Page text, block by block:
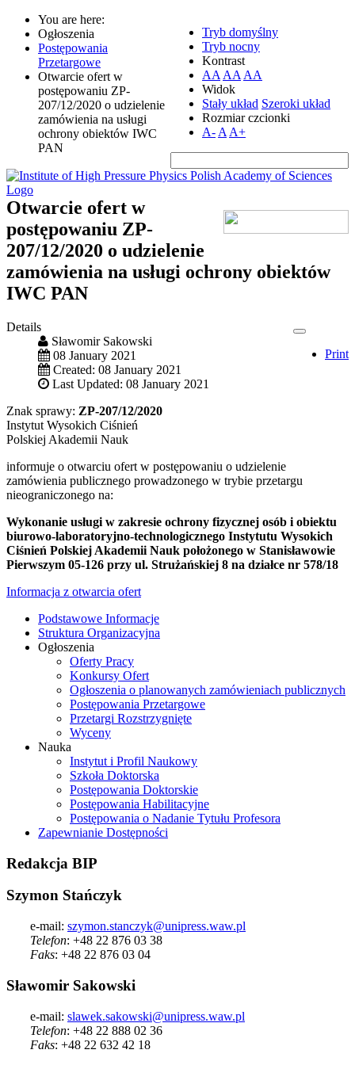
Tryb domyślny
Tryb nocny
Kontrast
AA AA AA
Widok
Stały układ Szeroki układ
Rozmiar czcionki
A- A A+
You are here:
Ogłoszenia
Postępowania
Przetargowe
Otwarcie ofert w
postępowaniu ZP-
207/12/2020 o udzielenie
zamówienia na usługi
ochrony obiektów IWC
PAN
Otwarcie ofert w
postępowaniu ZP-
207/12/2020 o udzielenie
zamówienia na usługi ochrony obiektów
IWC PAN
Print
Details
Sławomir Sakowski
08 January 2021
Created: 08 January 2021
Last Updated: 08 January 2021
Znak sprawy: ZP-207/12/2020
Instytut Wysokich Ciśnień
Polskiej Akademii Nauk
informuje o otwarciu ofert w postępowaniu o udzielenie
zamówienia publicznego prowadzonego w trybie przetargu
nieograniczonego na:
Wykonanie usługi w zakresie ochrony fizycznej osób i obiektu
biurowo-laboratoryjno-technologicznego Instytutu Wysokich
Ciśnień Polskiej Akademii Nauk położonego w Stanisławowie
Pierwszym 05-126 przy ul. Strużańskiej 8 na działce nr 578/18
Informacja z otwarcia ofert
Podstawowe Informacje
Struktura Organizacyjna
Ogłoszenia
Oferty Pracy
Konkursy Ofert
Ogłoszenia o planowanych zamówieniach publicznych
Postępowania Przetargowe
Przetargi Rozstrzygnięte
Wyceny
Nauka
Instytut i Profil Naukowy
Szkoła Doktorska
Postępowania Doktorskie
Postępowania Habilitacyjne
Postępowania o Nadanie Tytułu Profesora
Zapewnianie Dostępności
Redakcja BIP
Szymon Stańczyk
e-mail: szymon.stanczyk@unipress.waw.pl
Telefon: +48 22 876 03 38
Faks: +48 22 876 03 04
Sławomir Sakowski
e-mail: slawek.sakowski@unipress.waw.pl
Telefon: +48 22 888 02 36
Faks: +48 22 632 42 18